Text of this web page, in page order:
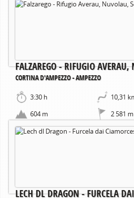
FALZAREGO - RIFUGIO
CORTINA D'AMPEZZO - AMPEZZO
3:30 h
10,31
604 m
2 581 m
LECH DL DRAGON - FURCELA